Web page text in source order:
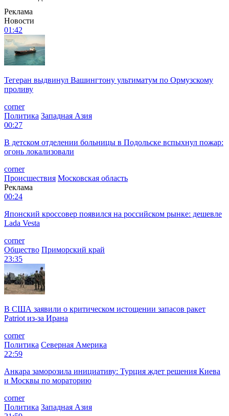
Реклама
Новости
01:42
Тегеран выдвинул Вашингтону ультиматум по Ормузскому
проливу
corner
Политика Западная Азия
00:27
В детском отделении больницы в Подольске вспыхнул пожар:
огонь локализовали
corner
Происшествия Московская область
Реклама
00:24
Японский кроссовер появился на российском рынке: дешевле
Lada Vesta
corner
Общество Приморский край
23:35
В США заявили о критическом истощении запасов ракет
Patriot из-за Ирана
corner
Политика Северная Америка
22:59
Анкара заморозила инициативу: Турция ждет решения Киева
и Москвы по мораторию
corner
Политика Западная Азия